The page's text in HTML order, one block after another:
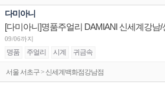
다미아니
09/06까지
명품 주얼리 시계 귀금속
서울 서초구 > 신세계백화점강남점